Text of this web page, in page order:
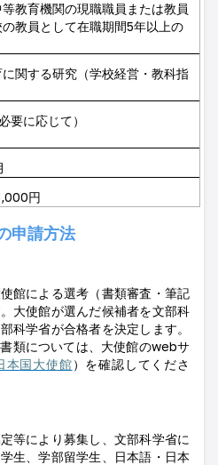
等教育機関の現職職員または教員
教員として在職期間5年以上の
関する研究（学校経営・教科指
要に応じて）
円
申請方法
館による選考（書類審査・筆記
大使館が選んだ候補者を文部科
科学省が合格者を決定します。
類については、大使館のwebサ
本国大使館）を確認してくださ
等により募集し、文部科学省に
生、学部留学生、日本語・日本